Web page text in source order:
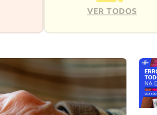
VER TODOS